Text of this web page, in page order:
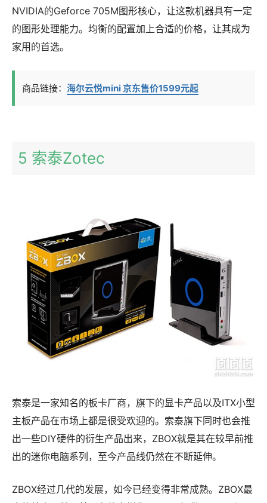
NVIDIA的Geforce 705M图形核心，让这款机器具有一定
的图形处理能力。均衡的配置加上合适的价格，让其成为
家用的首选。
商品链接： 海尔云悦mini 京东售价1599元起
5 索泰Zotec
索泰是一家知名的板卡厂商，旗下的显卡产品以及ITX小型
主板产品在市场上都是很受欢迎的。索泰旗下同时也会推
出一些DIY硬件的衍生产品出来，ZBOX就是其在较早前推
出的迷你电脑系列，至今产品线仍然在不断延伸。
ZBOX经过几代的发展，如今已经变得非常成熟。ZBOX最